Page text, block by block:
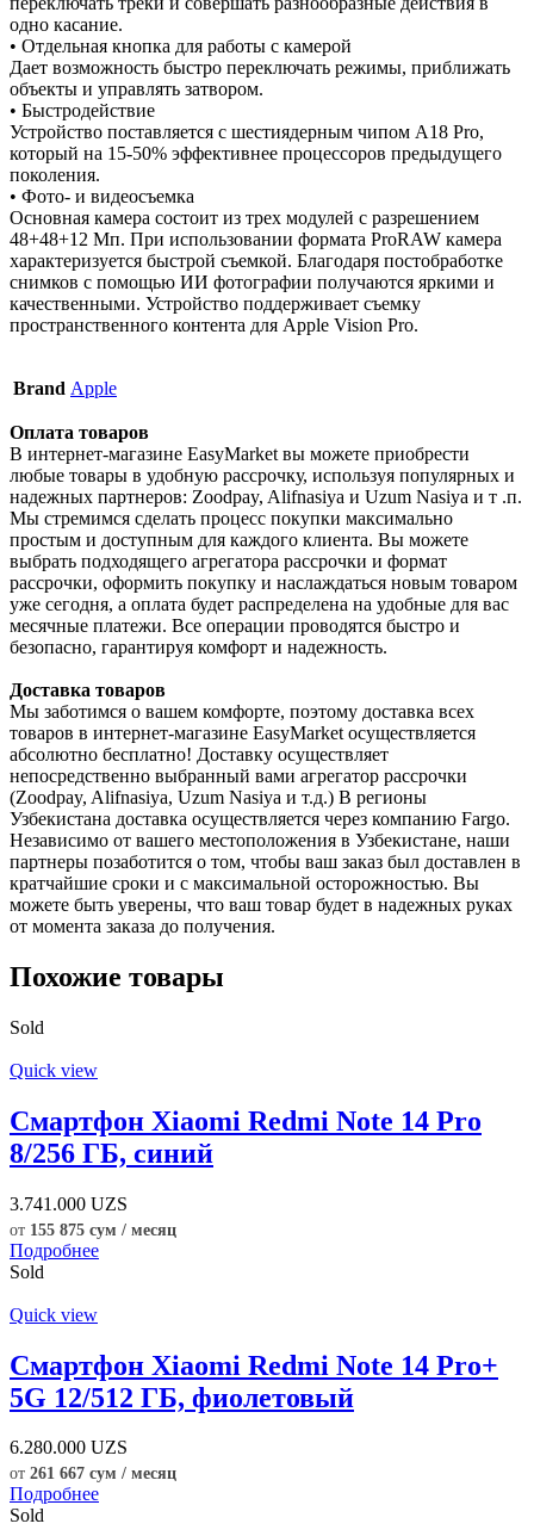
одно касание.
• Отдельная кнопка для работы с камерой
Дает возможность быстро переключать режимы, приближать
объекты и управлять затвором.
• Быстродействие
Устройство поставляется с шестиядерным чипом А18 Pro,
который на 15-50% эффективнее процессоров предыдущего
поколения.
• Фото- и видеосъемка
Основная камера состоит из трех модулей с разрешением
48+48+12 Мп. При использовании формата ProRAW камера
характеризуется быстрой съемкой. Благодаря постобработке
снимков с помощью ИИ фотографии получаются яркими и
качественными. Устройство поддерживает съемку
пространственного контента для Apple Vision Pro.
Brand Apple
Оплата товаров
В интернет-магазине EasyMarket вы можете приобрести
любые товары в удобную рассрочку, используя популярных и
надежных партнеров: Zoodpay, Alifnasiya и Uzum Nasiya и т .п.
Мы стремимся сделать процесс покупки максимально
простым и доступным для каждого клиента. Вы можете
выбрать подходящего агрегатора рассрочки и формат
рассрочки, оформить покупку и наслаждаться новым товаром
уже сегодня, а оплата будет распределена на удобные для вас
месячные платежи. Все операции проводятся быстро и
безопасно, гарантируя комфорт и надежность.
Доставка товаров
Мы заботимся о вашем комфорте, поэтому доставка всех
товаров в интернет-магазине EasyMarket осуществляется
абсолютно бесплатно! Доставку осуществляет
непосредственно выбранный вами агрегатор рассрочки
(Zoodpay, Alifnasiya, Uzum Nasiya и т.д.) В регионы
Узбекистана доставка осуществляется через компанию Fargo.
Независимо от вашего местоположения в Узбекистане, наши
партнеры позаботится о том, чтобы ваш заказ был доставлен в
кратчайшие сроки и с максимальной осторожностью. Вы
можете быть уверены, что ваш товар будет в надежных руках
от момента заказа до получения.
Похожие товары
Sold
Quick view
Смартфон Xiaomi Redmi Note 14 Pro
8/256 ГБ, синий
3.741.000 UZS
от 155 875 сум / месяц
Подробнее
Sold
Quick view
Смартфон Xiaomi Redmi Note 14 Pro+
5G 12/512 ГБ, фиолетовый
6.280.000 UZS
от 261 667 сум / месяц
Подробнее
Sold